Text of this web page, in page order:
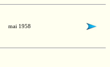
mai 1958